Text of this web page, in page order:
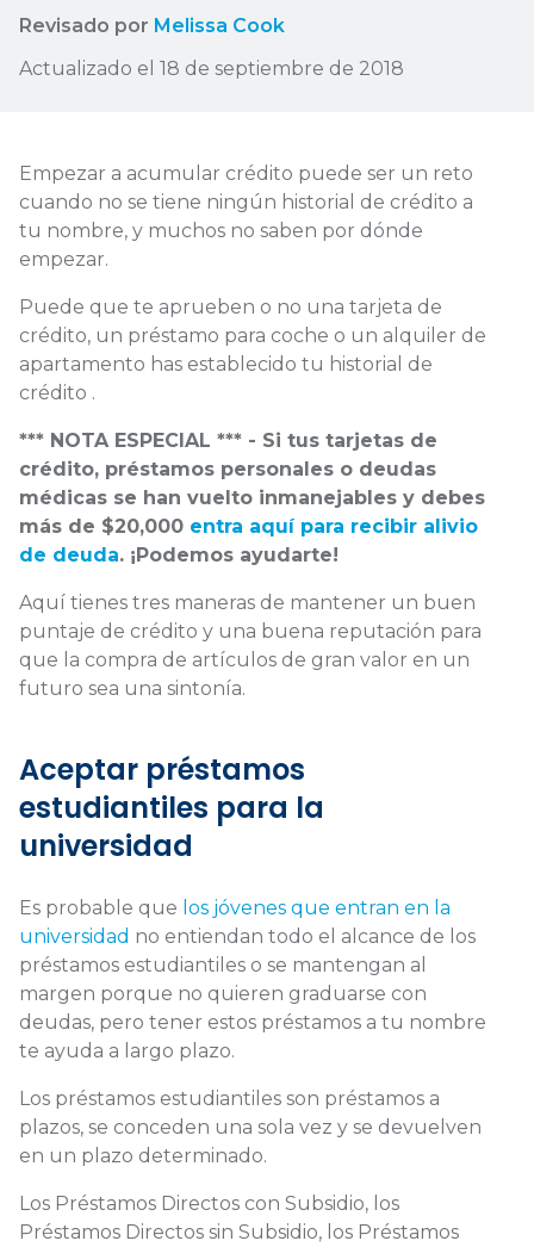
Revisado por Melissa Cook
Actualizado el 18 de septiembre de 2018
Empezar a acumular crédito puede ser un reto
cuando no se tiene ningún historial de crédito a
tu nombre, y muchos no saben por dónde
empezar.
Puede que te aprueben o no una tarjeta de
crédito, un préstamo para coche o un alquiler de
apartamento has establecido tu historial de
crédito .
*** NOTA ESPECIAL *** - Si tus tarjetas de
crédito, préstamos personales o deudas
médicas se han vuelto inmanejables y debes
más de $20,000 entra aquí para recibir alivio
de deuda. ¡Podemos ayudarte!
Aquí tienes tres maneras de mantener un buen
puntaje de crédito y una buena reputación para
que la compra de artículos de gran valor en un
futuro sea una sintonía.
Aceptar préstamos
estudiantiles para la
universidad
Es probable que los jóvenes que entran en la
universidad no entiendan todo el alcance de los
préstamos estudiantiles o se mantengan al
margen porque no quieren graduarse con
deudas, pero tener estos préstamos a tu nombre
te ayuda a largo plazo.
Los préstamos estudiantiles son préstamos a
plazos, se conceden una sola vez y se devuelven
en un plazo determinado.
Los Préstamos Directos con Subsidio, los
Préstamos Directos sin Subsidio, los Préstamos